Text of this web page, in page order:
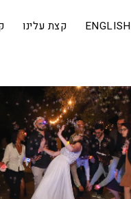
ENGLISH קצת עלינו